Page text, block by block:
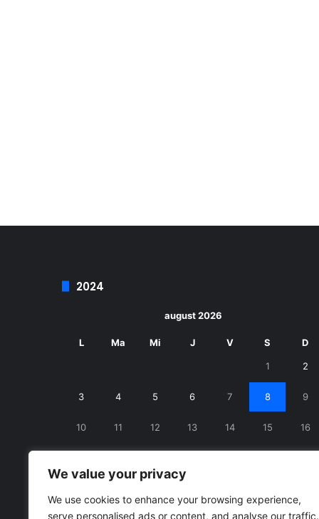
We value your privacy
We use cookies to enhance your browsing experience,
serve personalised ads or content, and analyse our traffic.
2024
august 2026
L Ma Mi J V S D
1 2
3 4 5 6 7 8 9
10 11 12 13 14 15 16